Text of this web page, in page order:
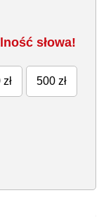
słowa!
500 zł